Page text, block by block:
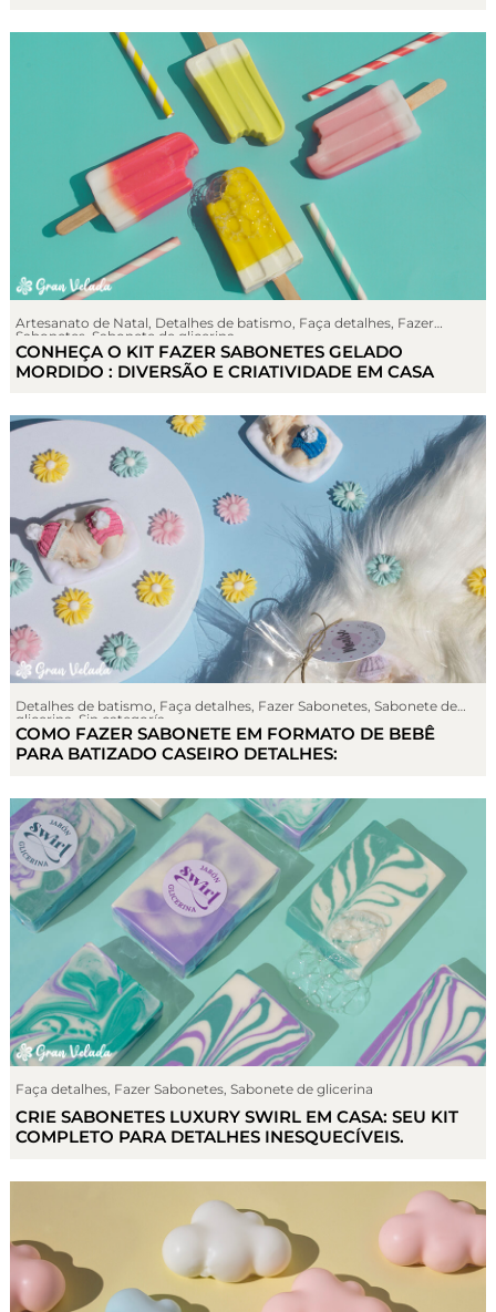
Artesanato de Natal, Detalhes de batismo, Faça detalhes, Fazer
Sabonetes Sabonete de glicerina
CONHEÇA O KIT FAZER SABONETES GELADO
MORDIDO : DIVERSÃO E CRIATIVIDADE EM CASA
Detalhes de batismo Faça detalhes Fazer Sabonetes Sabonete de
glicerina Sin categoría
COMO FAZER SABONETE EM FORMATO DE BEBÊ
PARA BATIZADO CASEIRO DETALHES:
Faça detalhes Fazer Sabonetes Sabonete de glicerina
CRIE SABONETES LUXURY SWIRL EM CASA: SEU KIT
COMPLETO PARA DETALHES INESQUECÍVEIS.